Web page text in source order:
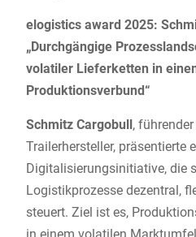
elogistics award 2025:
„Durchgängige
volatiler Lieferketten in
Produktionsverbund“
Schmitz Cargobull,
Trailerhersteller, präsentierte
Digitalisierungsinitiative, die
Logistikprozesse dezentral,
steuert. Ziel ist es,